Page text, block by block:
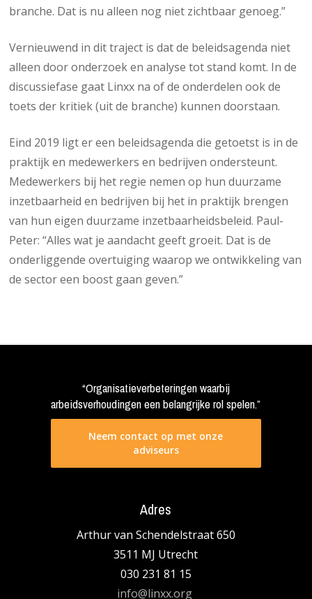
branche. Dat is nu alleen nog niet zichtbaar genoeg.”
Vernieuwend in dit traject is dat de beleidsagenda niet
alleen door onderzoek en analyse tot stand komt. In de
discussiefase gaat Linxx na of de onderdelen ook de
toets der kritiek (uit de branche) kunnen doorstaan.
Eind 2019 ligt er een beleidsagenda die getoetst is in de
praktijk en medewerkers en bedrijven ondersteunt.
Medewerkers bij het regie nemen op hun duurzame
inzetbaarheid en bedrijven bij het in praktijk brengen
van hun eigen duurzame inzetbaarheidsbeleid. Paul-
Peter: “Alles wat je aandacht geeft groeit. Dat is de
onderliggende overtuiging waarop we ontwikkeling van
de sector een boost gaan geven.”
“Organisatieverbeteringen waarbij
arbeidsverhoudingen een belangrijke rol spelen.”
Neem contact op met onze
adviseurs
Adres
Arthur van Schendelstraat 650
3511 MJ Utrecht
030 231 81 15
info@linxx.org